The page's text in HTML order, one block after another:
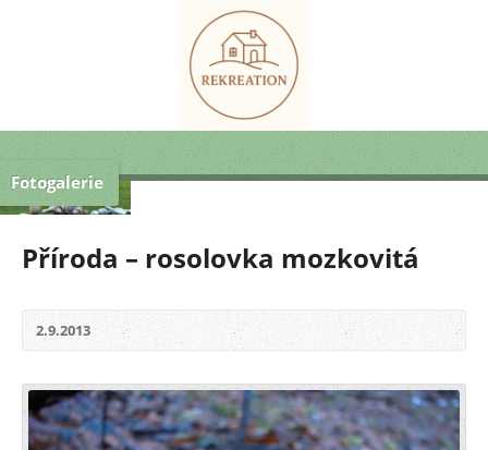
Fotogalerie
Příroda – rosolovka mozkovitá
2.9.2013